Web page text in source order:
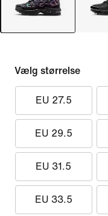
Vælg størrelse
EU 27.5
EU 29.5
EU 31.5
EU 33.5